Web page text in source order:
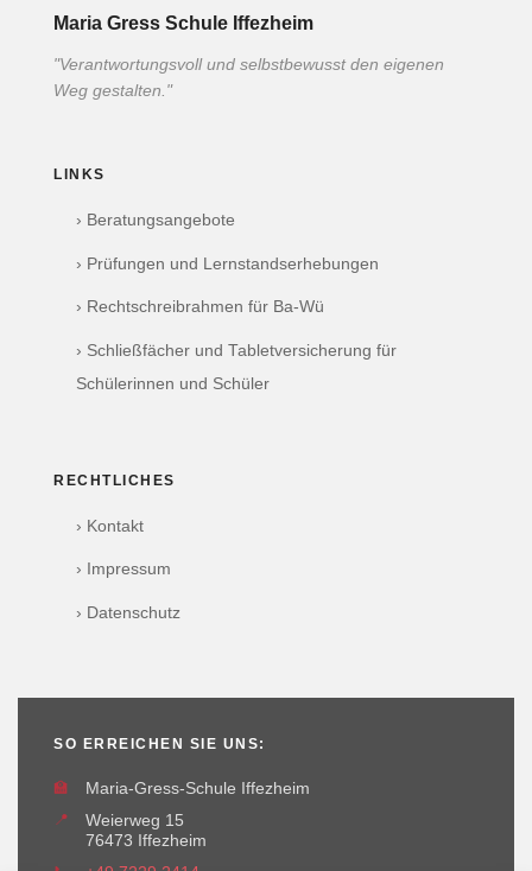
Maria Gress Schule Iffezheim
"Verantwortungsvoll und selbstbewusst den eigenen
Weg gestalten."
LINKS
› Beratungsangebote
› Prüfungen und Lernstandserhebungen
› Rechtschreibrahmen für Ba-Wü
› Schließfächer und Tabletversicherung für
Schülerinnen und Schüler
RECHTLICHES
› Kontakt
› Impressum
› Datenschutz
SO ERREICHEN SIE UNS:
🏫
Maria-Gress-Schule Iffezheim
📍
Weierweg 15
76473 Iffezheim